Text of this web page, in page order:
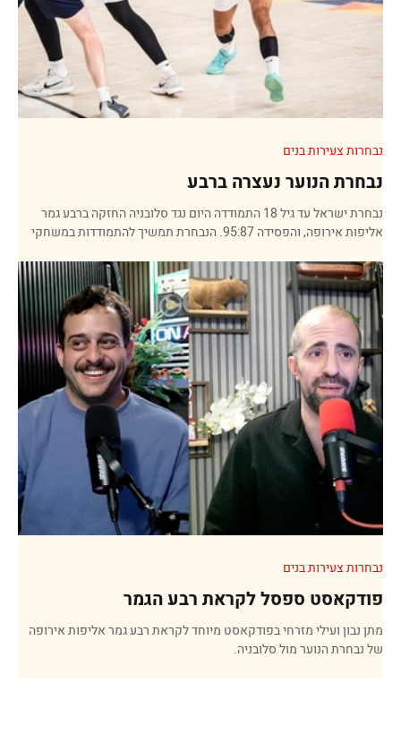
נבחרת הנוער נעצרה ברבע
נבחרת ישראל עד גיל 18 התמודדה היום נגד סלובניה החזקה ברבע גמר
אליפות אירופה, והפסידה 95:87. הנבחרת תמשיך להתמודדות במשחקי
19. סלובניה שהיתה צפויה להיות משוכה קשה במיוחד הציגה שני כוכבים,
ציפרלה ויוקסימוביץ, כשהאחרון היה בלתי ניתן לעצירה וסיים עם 28 נק'
ו-10 ריב'. נקודה מעניינת במשחק הייתה דוקא כשישראל חזרה בתוך הרבע
האחרון להוביל 78:77, יוקסימוביץ יצא עם פציעה קטנה, ודווקא אז רצו
הסלבונים 9-0, עלו ל- 86:78 ומשם כ
נבחרות צעירות בנים
פודקאסט ספסל לקראת רבע הגמר
מתן נבון ועילי מזרחי בפודקאסט מיוחד לקראת רבע גמר אליפות אירופה
של נבחרת הנוער מול סלובניה.
נבחרות צעירות בנים